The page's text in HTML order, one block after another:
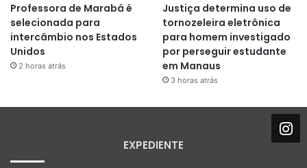
Professora de Marabá é
selecionada para
intercâmbio nos Estados
Unidos
2 horas atrás
Justiça determina uso de
tornozeleira eletrônica
para homem investigado
por perseguir estudante
em Manaus
3 horas atrás
EXPEDIENTE